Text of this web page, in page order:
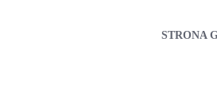
STRONA